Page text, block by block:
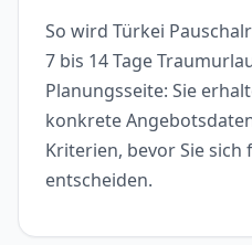
So wird Türkei
7 bis 14 Tage
Planungsseite: Sie
konkrete
Kriterien, bevor Sie
entscheiden.